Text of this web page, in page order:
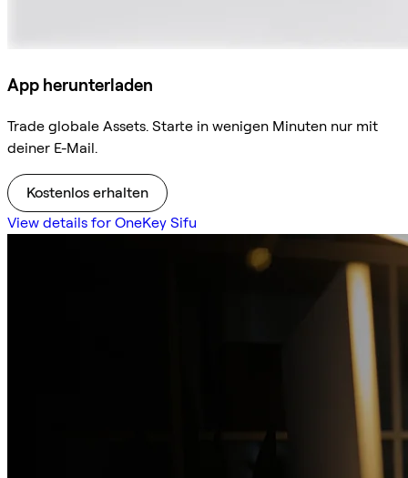
App herunterladen
Trade globale Assets. Starte in wenigen Minuten nur mit
deiner E-Mail.
Kostenlos erhalten
View details for OneKey Sifu